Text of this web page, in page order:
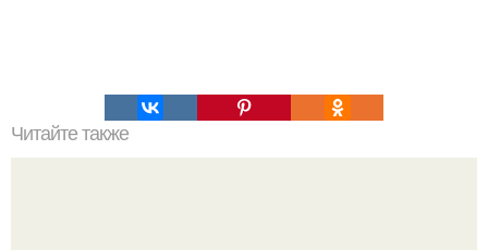
Читайте также